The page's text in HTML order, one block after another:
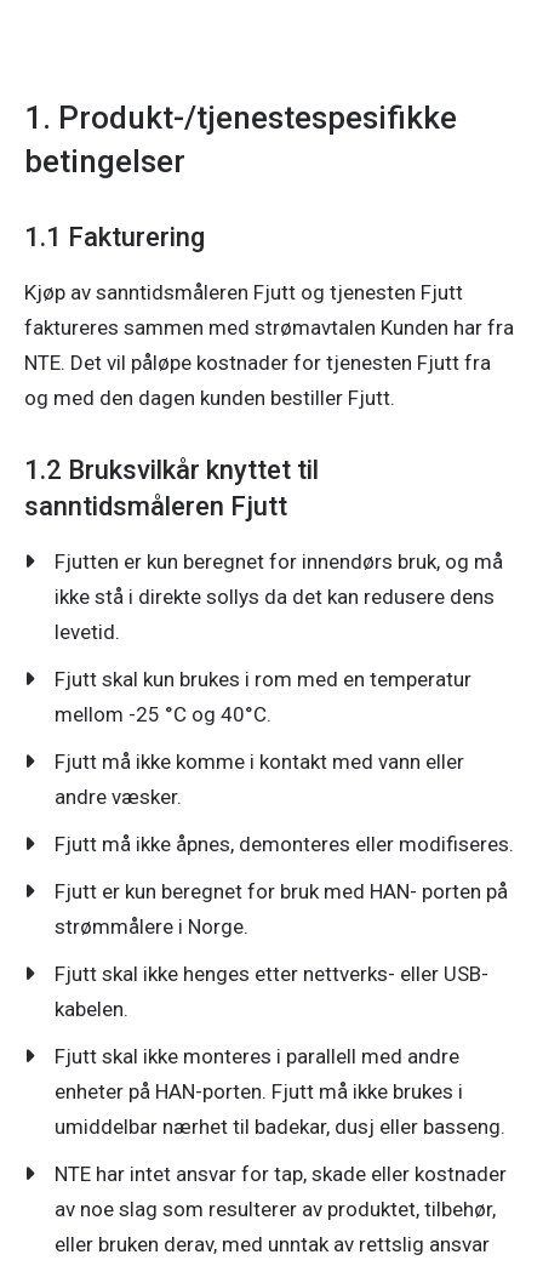
1. Produkt-/tjenestespesifikke
betingelser
1.1 Fakturering
Kjøp av sanntidsmåleren Fjutt og tjenesten Fjutt
faktureres sammen med strømavtalen Kunden har fra
NTE. Det vil påløpe kostnader for tjenesten Fjutt fra
og med den dagen kunden bestiller Fjutt.
1.2 Bruksvilkår knyttet til
sanntidsmåleren Fjutt
Fjutten er kun beregnet for innendørs bruk, og må
ikke stå i direkte sollys da det kan redusere dens
levetid.
Fjutt skal kun brukes i rom med en temperatur
mellom -25 °C og 40°C.
Fjutt må ikke komme i kontakt med vann eller
andre væsker.
Fjutt må ikke åpnes, demonteres eller modifiseres.
Fjutt er kun beregnet for bruk med HAN- porten på
strømmålere i Norge.
Fjutt skal ikke henges etter nettverks- eller USB-
kabelen.
Fjutt skal ikke monteres i parallell med andre
enheter på HAN-porten. Fjutt må ikke brukes i
umiddelbar nærhet til badekar, dusj eller basseng.
NTE har intet ansvar for tap, skade eller kostnader
av noe slag som resulterer av produktet, tilbehør,
eller bruken derav, med unntak av rettslig ansvar